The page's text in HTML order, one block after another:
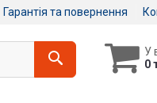
Гарантія та повернення
У
0